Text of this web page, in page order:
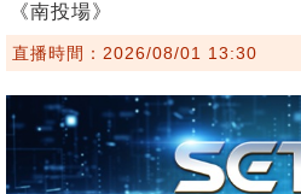
《南投場》
直播時間：2026/08/01 13:30